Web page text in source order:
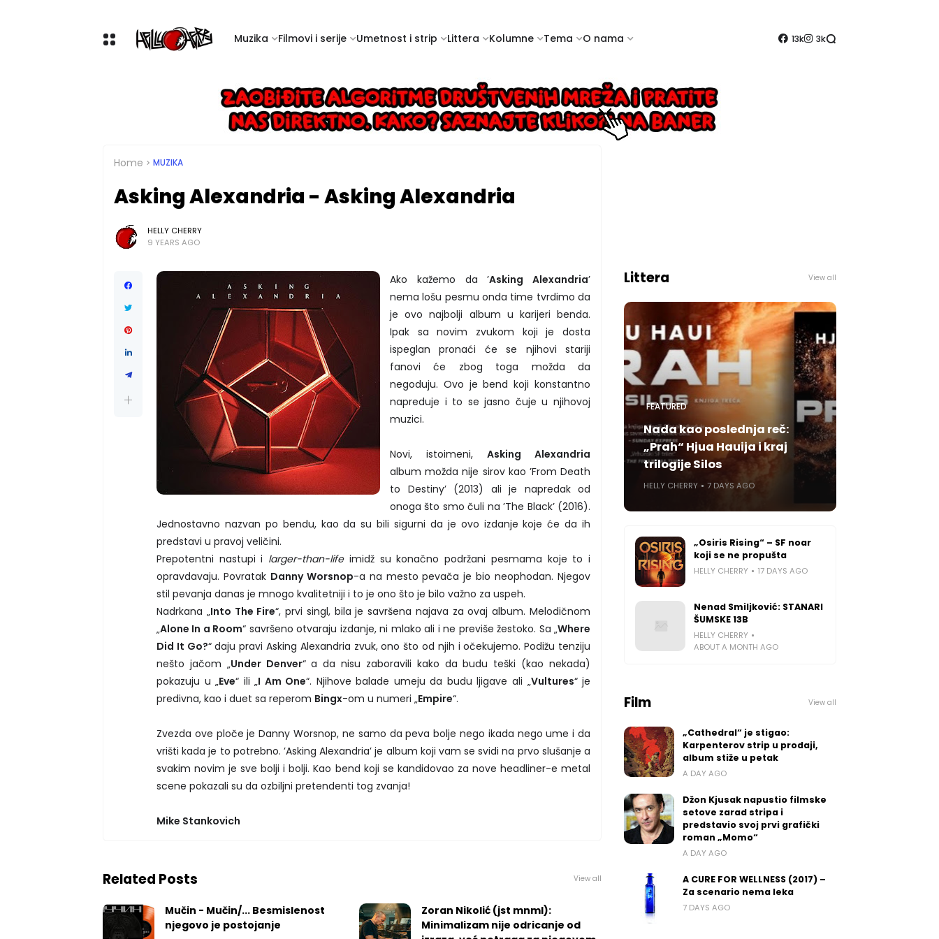
Muzika Filmovi i serije Umetnost i strip Littera Kolumne Tema O nama 13k 3k
Home MUZIKA
Asking Alexandria - Asking Alexandria
HELLY CHERRY
9 YEARS AGO
Ako kažemo da ’Asking Alexandria’
nema lošu pesmu onda time tvrdimo da
je ovo najbolji album u karijeri benda.
Ipak sa novim zvukom koji je dosta
ispeglan pronaći će se njihovi stariji
fanovi će zbog toga možda da
negoduju. Ovo je bend koji konstantno
napreduje i to se jasno čuje u njihovoj
muzici.
Novi, istoimeni, Asking Alexandria
album možda nije sirov kao ’From Death
to Destiny’ (2013) ali je napredak od
onoga što smo čuli na ’The Black’ (2016).
Jednostavno nazvan po bendu, kao da su bili sigurni da je ovo izdanje koje će da ih
predstavi u pravoj veličini.
Prepotentni nastupi i larger-than-lifeimidž su konačno podržani pesmama koje to i
opravdavaju. Povratak Danny Worsnop-a na mesto pevača je bio neophodan. Njegov
stil pevanja danas je mnogo kvalitetniji i to je ono što je bilo važno za uspeh.
Nadrkana „Into The Fire“, prvi singl, bila je savršena najava za ovaj album. Melodičnom
„Alone In a Room“ savršeno otvaraju izdanje, ni mlako ali i ne previše žestoko. Sa „Where
Did It Go?“ daju pravi Asking Alexandria zvuk, ono što od njih i očekujemo. Podižu tenziju
nešto jačom „Under Denver“ a da nisu zaboravili kako da budu teški (kao nekada)
pokazuju u „Eve“ ili „I Am One“. Njihove balade umeju da budu ljigave ali „Vultures“ je
predivna, kao i duet sa reperom Bingx-om u numeri „Empire“.
Zvezda ove ploče je Danny Worsnop, ne samo da peva bolje nego ikada nego ume i da
vrišti kada je to potrebno. ’Asking Alexandria’ je album koji vam se svidi na prvo slušanje a
svakim novim je sve bolji i bolji. Kao bend koji se kandidovao za nove headliner-e metal
scene pokazali su da ozbiljni pretendenti tog zvanja!
Mike Stankovich
Related Posts View all
Mučin - Mučin/... Besmislenost
njegovo je postojanje
Zoran Nikolić (jst mnml):
Minimalizam nije odricanje od
Littera View all
FEATURED
Nada kao poslednja reč:
„Prah“ Hjua Hauija i kraj
trilogije Silos
HELLY CHERRY 7 DAYS AGO
„Osiris Rising“ – SF noar
koji se ne propušta
HELLY CHERRY 17 DAYS AGO
Nenad Smiljković: STANARI
ŠUMSKE 13B
HELLY CHERRY
ABOUT A MONTH AGO
Film View all
„Cathedral“ je stigao:
Karpenterov strip u prodaji,
album stiže u petak
A DAY AGO
Džon Kjusak napustio filmske
setove zarad stripa i
predstavio svoj prvi grafički
roman „Momo“
A DAY AGO
A CURE FOR WELLNESS (2017) –
Za scenario nema leka
7 DAYS AGO